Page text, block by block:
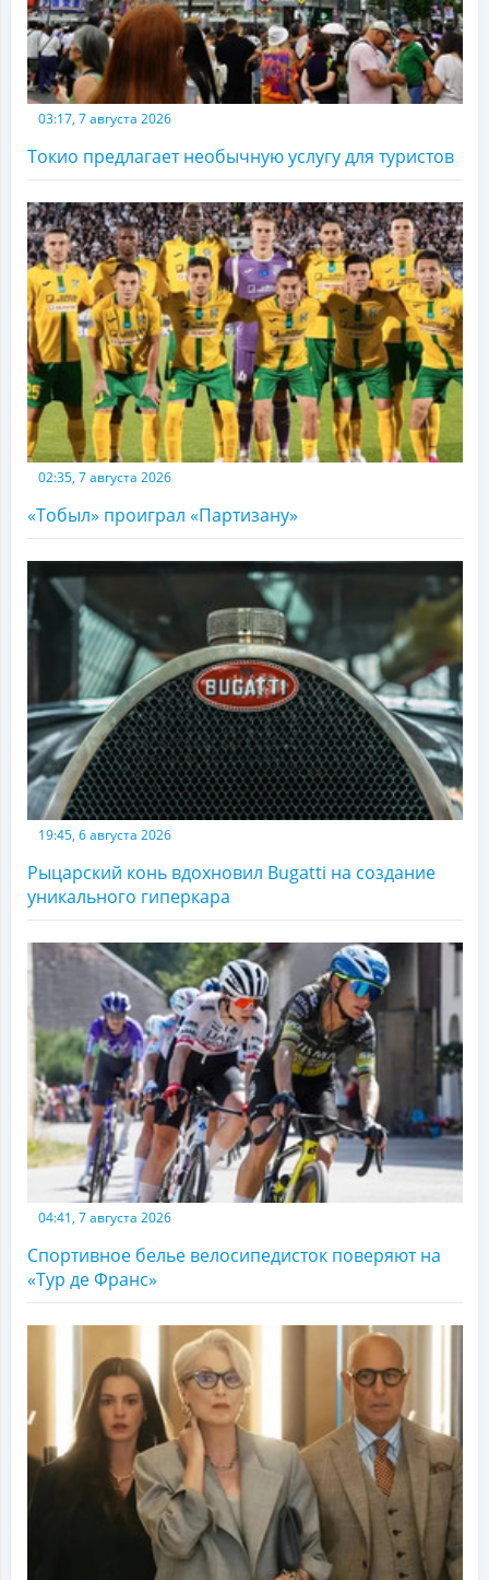
03:17, 7 августа 2026
Токио предлагает необычную услугу для туристов
02:35, 7 августа 2026
«Тобыл» проиграл «Партизану»
19:45, 6 августа 2026
Рыцарский конь вдохновил Bugatti на создание
уникального гиперкара
04:41, 7 августа 2026
Спортивное белье велосипедисток поверяют на
«Тур де Франс»